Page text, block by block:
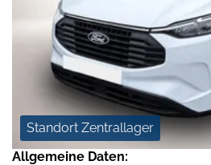
Standort Zentrallager
Allgemeine Daten: